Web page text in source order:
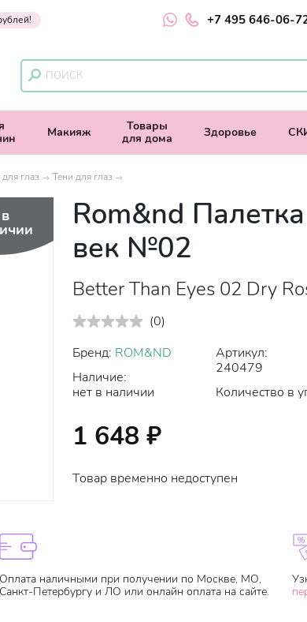
+7 495 646-06-
Макияж
Товары
для дома
Здоровье
глаз Тени для глаз
Rom&nd
век №02
Better Than Eyes 02 Dry
(0)
Бренд: ROM&ND
Наличие:
нет в наличии
Артикул:
240479
Количество в
1 648 ₽
Товар временно недоступен
Оплата наличными при получении по Москве, МО,
Санкт-Петербургу и ЛО или онлайн оплата на сайте.